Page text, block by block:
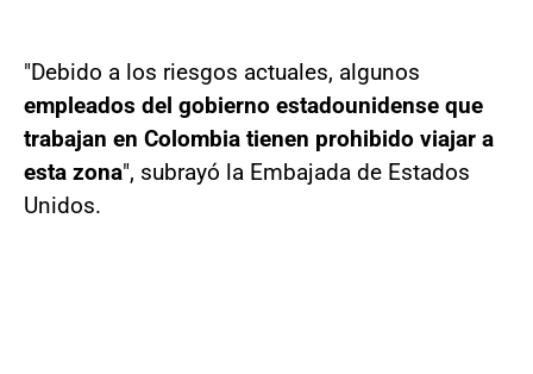
"Debido a los riesgos actuales, algunos
empleados del gobierno estadounidense que
trabajan en Colombia tienen prohibido viajar a
esta zona", subrayó la Embajada de Estados
Unidos.